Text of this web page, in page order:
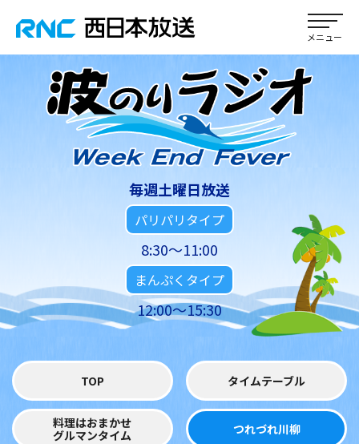
毎週土曜日放送
パリパリタイプ
8:30～11:00
まんぷくタイプ
12:00～15:30
TOP タイムテーブル
料理はおまかせ
グルマンタイム
つれづれ川柳